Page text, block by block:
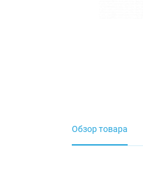
Обзор товара